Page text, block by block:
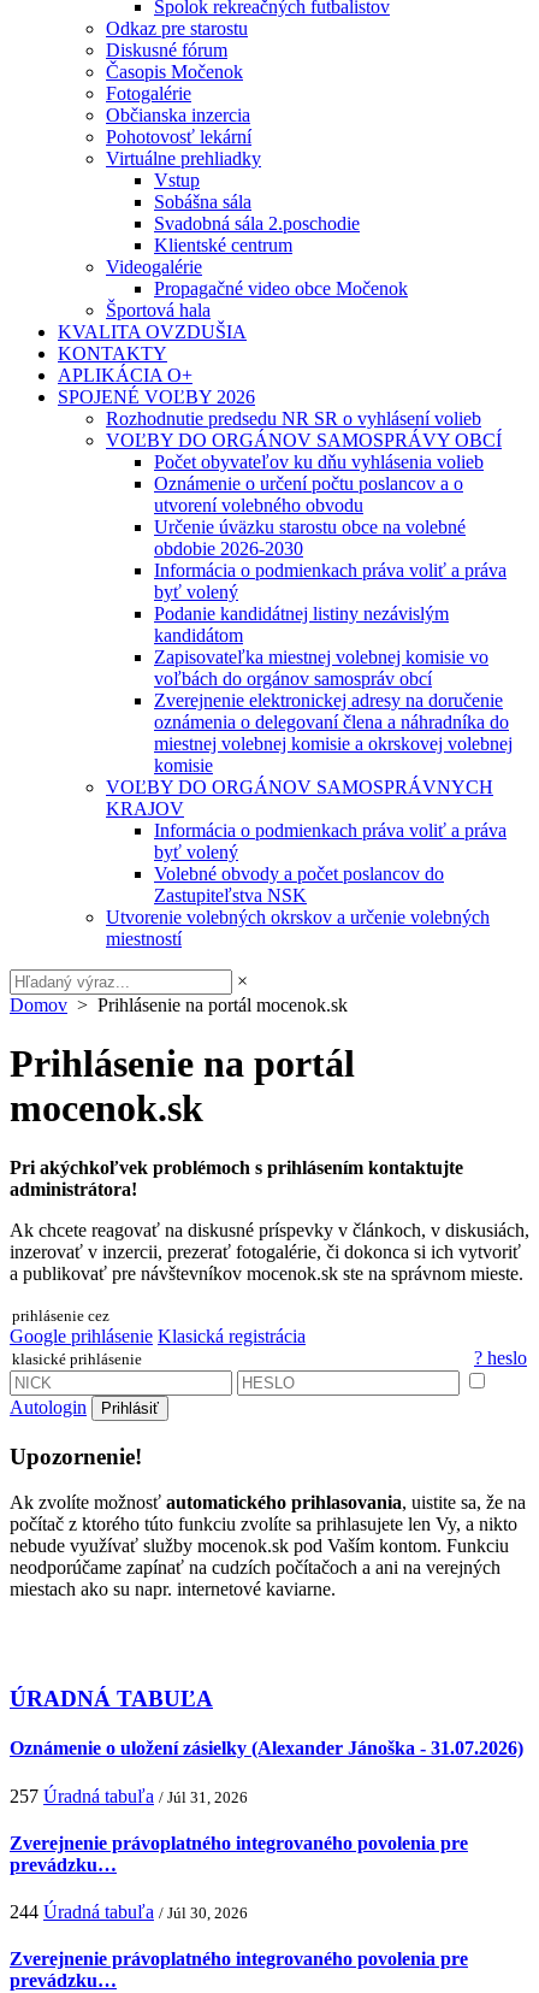
Spolok rekreačných futbalistov
Odkaz pre starostu
Diskusné fórum
Časopis Močenok
Fotogalérie
Občianska inzercia
Pohotovosť lekární
Virtuálne prehliadky
Vstup
Sobášna sála
Svadobná sála 2.poschodie
Klientské centrum
Videogalérie
Propagačné video obce Močenok
Športová hala
KVALITA OVZDUŠIA
KONTAKTY
APLIKÁCIA O+
SPOJENÉ VOĽBY 2026
Rozhodnutie predsedu NR SR o vyhlásení volieb
VOĽBY DO ORGÁNOV SAMOSPRÁVY OBCÍ
Počet obyvateľov ku dňu vyhlásenia volieb
Oznámenie o určení počtu poslancov a o
utvorení volebného obvodu
Určenie úväzku starostu obce na volebné
obdobie 2026-2030
Informácia o podmienkach práva voliť a práva
byť volený
Podanie kandidátnej listiny nezávislým
kandidátom
Zapisovateľka miestnej volebnej komisie vo
voľbách do orgánov samospráv obcí
Zverejnenie elektronickej adresy na doručenie
oznámenia o delegovaní člena a náhradníka do
miestnej volebnej komisie a okrskovej volebnej
komisie
VOĽBY DO ORGÁNOV SAMOSPRÁVNYCH
KRAJOV
Informácia o podmienkach práva voliť a práva
byť volený
Volebné obvody a počet poslancov do
Zastupiteľstva NSK
Utvorenie volebných okrskov a určenie volebných
miestností
×
Domov > Prihlásenie na portál mocenok.sk
Prihlásenie na portál
mocenok.sk
Pri akýchkoľvek problémoch s prihlásením kontaktujte
administrátora!
Ak chcete reagovať na diskusné príspevky v článkoch, v diskusiách,
inzerovať v inzercii, prezerať fotogalérie, či dokonca si ich vytvoriť
a publikovať pre návštevníkov mocenok.sk ste na správnom mieste.
prihlásenie cez
Google prihlásenie Klasická registrácia
klasické prihlásenie ? heslo
Autologin Prihlásiť
Upozornenie!
Ak zvolíte možnosť automatického prihlasovania, uistite sa, že na
počítač z ktorého túto funkciu zvolíte sa prihlasujete len Vy, a nikto
nebude využívať služby mocenok.sk pod Vaším kontom. Funkciu
neodporúčame zapínať na cudzích počítačoch a ani na verejných
miestach ako su napr. internetové kaviarne.
ÚRADNÁ TABUĽA
Oznámenie o uložení zásielky (Alexander Jánoška - 31.07.2026)
257 Úradná tabuľa / Júl 31, 2026
Zverejnenie právoplatného integrovaného povolenia pre
prevádzku…
244 Úradná tabuľa / Júl 30, 2026
Zverejnenie právoplatného integrovaného povolenia pre
prevádzku…